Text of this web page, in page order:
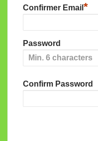
Confirmer Email *
Password
Confirm Password